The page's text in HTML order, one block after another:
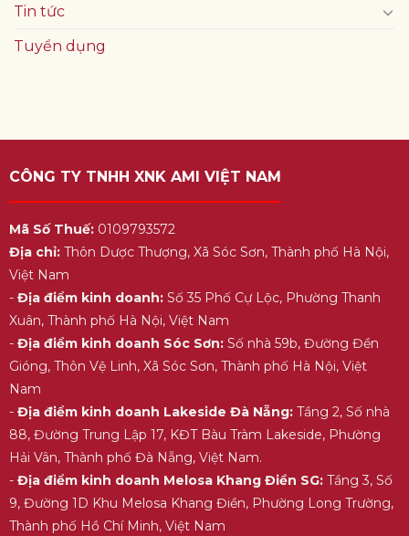
Tin tức
Tuyển dụng
CÔNG TY TNHH XNK AMI VIỆT NAM
Mã Số Thuế:0109793572
Địa chỉ:Thôn Dược Thượng, Xã Sóc Sơn, Thành phố Hà Nội,
Việt Nam
- Địa điểm kinh doanh:Số 35 Phố Cự Lộc, Phường Thanh
Xuân, Thành phố Hà Nội, Việt Nam
- Địa điểm kinh doanh Sóc Sơn:Số nhà 59b, Đường Đền
Gióng, Thôn Vệ Linh, Xã Sóc Sơn, Thành phố Hà Nội, Việt
Nam
- Địa điểm kinh doanh Lakeside Đà Nẵng:Tầng 2, Số nhà
88, Đường Trung Lập 17, KĐT Bàu Tràm Lakeside, Phường
Hải Vân, Thành phố Đà Nẵng, Việt Nam.
- Địa điểm kinh doanh Melosa Khang Điền SG:Tầng 3, Số
9, Đường 1D Khu Melosa Khang Điền, Phường Long Trường,
Thành phố Hồ Chí Minh, Việt Nam